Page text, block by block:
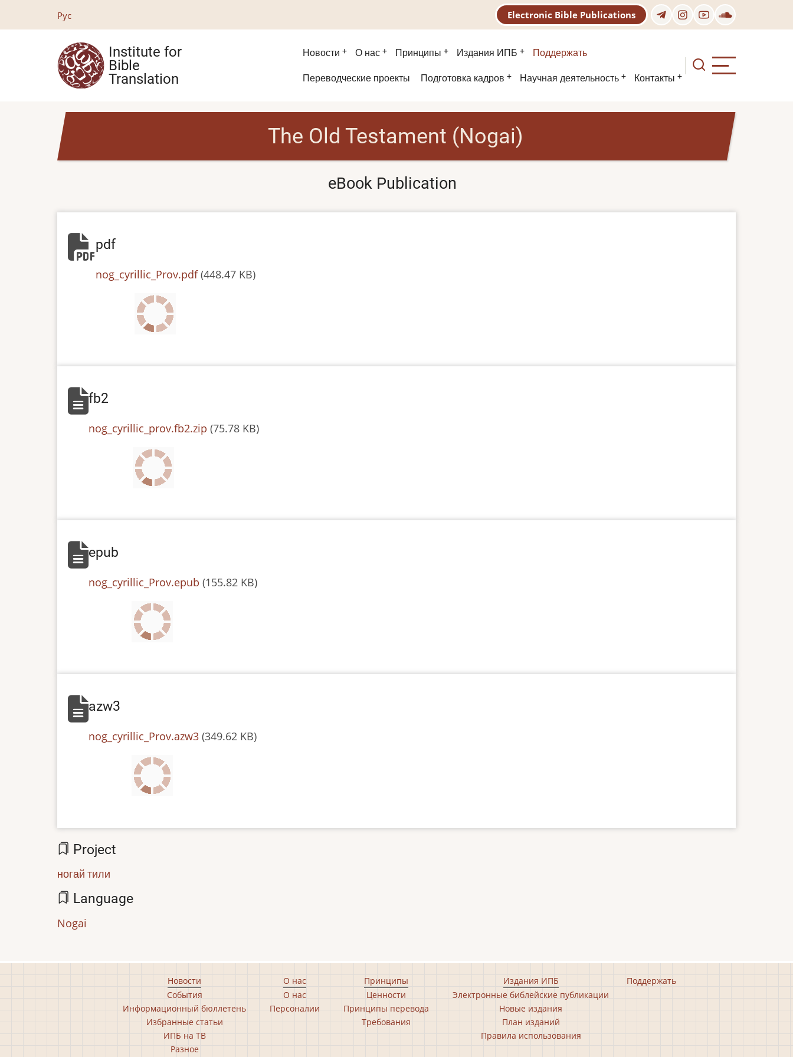
Рус Electronic Bible Publications
Institute for
Bible
Translation
Main
menu
Новости О нас Принципы Издания ИПБ Поддержать
Second
Переводческие проекты Подготовка кадров Научная деятельность Контакты
The Old Testament (Nogai)
eBook Publication
pdf
File
nog_cyrillic_Prov.pdf (448.47 KB)
fb2
File
nog_cyrillic_prov.fb2.zip (75.78 KB)
epub
File
nog_cyrillic_Prov.epub (155.82 KB)
azw3
File
nog_cyrillic_Prov.azw3 (349.62 KB)
Project
ногай тили
Language
Nogai
Новости
События
Информационный бюллетень
Избранные статьи
ИПБ на ТВ
Разное
О нас
О нас
Персоналии
Принципы
Ценности
Принципы перевода
Требования
Издания ИПБ
Электронные библейские публикации
Новые издания
План изданий
Правила использования
Поддержать